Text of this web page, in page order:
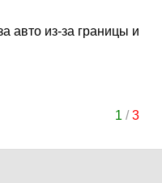
авто из-за границы и
1 /3